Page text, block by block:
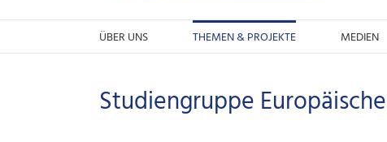
ÜBER UNS THEMEN & PROJEKTE MEDIEN
Studiengruppe